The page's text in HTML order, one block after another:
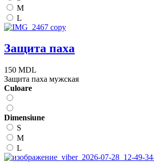
M
L
Защита паха
150 MDL
Защита паха мужская
Сuloare
Dimensiune
S
M
L